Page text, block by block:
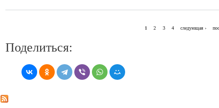
1 2 3 4 следующая ›
Поделиться: